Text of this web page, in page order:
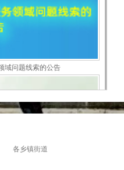
域问题线索的公告
各乡镇街道